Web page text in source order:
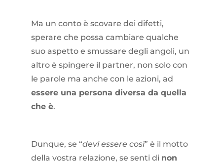
Ma un conto è scovare dei difetti,
sperare che possa cambiare qualche
suo aspetto e smussare degli angoli, un
altro è spingere il partner, non solo con
le parole ma anche con le azioni, ad
essere una persona diversa da quella
che è.
Dunque, se “devi essere così” è il motto
della vostra relazione, se senti di non